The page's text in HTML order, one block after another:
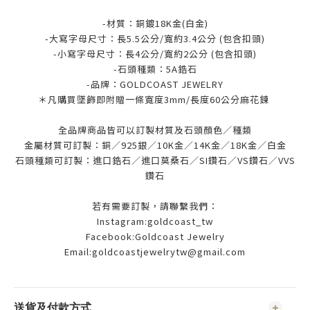
-材質：銅鍍18K金(白金)
-大寫字母尺寸：長5.5公分/寬約3.4公分 (包含扣頭)
-小寫字母尺寸： 長4公分/寬約2公分 (包含扣頭)
-石頭種類：5A鋯石
-品牌： GOLDCOAST JEWELRY
＊凡購買墜飾即附贈一條寬度3mm/長度60公分麻花鍊
全品牌商品皆可以訂製材質及石頭顏色／種類
金屬材質可訂製：銅／925銀／10K金／14K金／18K金／白金
石頭種類可訂製：進口鋯石／進口莫桑石／SI鑽石／VS鑽石／VVS
鑽石
若有需要訂製，請聯繫我們：
Instagram:goldcoast_tw
Facebook:Goldcoast Jewelry
Email:goldcoastjewelrytw@gmail.com